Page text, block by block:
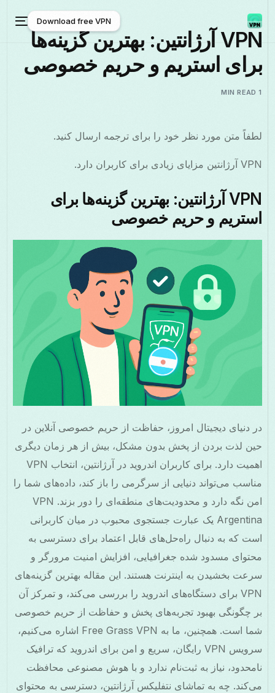
فارسی
Download free VPN
Download free VPN
VPN آرژانتین: بهترین گزینه‌ها
برای استریم و حریم خصوصی
1 MIN READ
لطفاً متن مورد نظر خود را برای ترجمه ارسال کنید.
VPN آرژانتین مزایای زیادی برای کاربران دارد.
VPN آرژانتین: بهترین گزینه‌ها برای
استریم و حریم خصوصی
در دنیای دیجیتال امروز، حفاظت از حریم خصوصی آنلاین در
حین لذت بردن از پخش بدون مشکل، بیش از هر زمان دیگری
اهمیت دارد. برای کاربران اندروید در آرژانتین، انتخاب VPN
مناسب می‌تواند دنیایی از سرگرمی را باز کند، داده‌های شما را
امن نگه دارد و محدودیت‌های منطقه‌ای را دور بزند. VPN
Argentina یک عبارت جستجوی محبوب در میان کاربرانی
است که به دنبال راه‌حل‌های قابل اعتماد برای دسترسی به
محتوای مسدود شده جغرافیایی، افزایش امنیت مرورگر و
سرعت بخشیدن به اینترنت هستند. این مقاله بهترین گزینه‌های
VPN برای دستگاه‌های اندروید را بررسی می‌کند، و تمرکز آن
بر چگونگی بهبود تجربه‌های پخش و حفاظت از حریم خصوصی
شما است. همچنین، ما به Free Grass VPN اشاره می‌کنیم،
سرویس VPN رایگان، سریع و امن برای اندروید که ترافیک
نامحدود، نیاز به ثبت‌نام ندارد و با هوش مصنوعی محافظت
می‌کند. چه به تماشای نتفلیکس آرژانتین، دسترسی به محتوای